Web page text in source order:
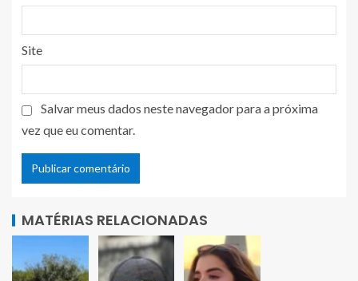
Site
Salvar meus dados neste navegador para a próxima
vez que eu comentar.
MATÉRIAS RELACIONADAS